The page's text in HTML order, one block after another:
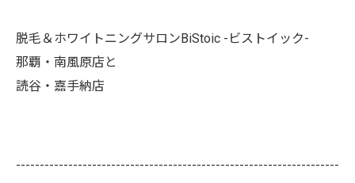
脱毛＆ホワイトニングサロンBiStoic -ビストイック-
那覇・南風原店と
読谷・嘉手納店
--------------------------------------------------------------------